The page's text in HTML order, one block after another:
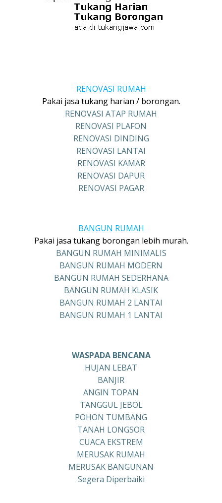
RENOVASI RUMAH
Pakai jasa tukang harian / borongan.
RENOVASI ATAP RUMAH
RENOVASI PLAFON
RENOVASI DINDING
RENOVASI LANTAI
RENOVASI KAMAR
RENOVASI DAPUR
RENOVASI PAGAR
BANGUN RUMAH
Pakai jasa tukang borongan lebih murah.
BANGUN RUMAH MINIMALIS
BANGUN RUMAH MODERN
BANGUN RUMAH SEDERHANA
BANGUN RUMAH KLASIK
BANGUN RUMAH 2 LANTAI
BANGUN RUMAH 1 LANTAI
WASPADA BENCANA
HUJAN LEBAT
BANJIR
ANGIN TOPAN
TANGGUL JEBOL
POHON TUMBANG
TANAH LONGSOR
CUACA EKSTREM
MERUSAK RUMAH
MERUSAK BANGUNAN
Segera Diperbaiki